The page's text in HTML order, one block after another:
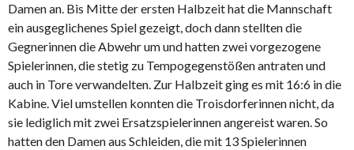
Damen an. Bis Mitte der ersten Halbzeit hat die Mannschaft
ein ausgeglichenes Spiel gezeigt, doch dann stellten die
Gegnerinnen die Abwehr um und hatten zwei vorgezogene
Spielerinnen, die stetig zu Tempogegenstößen antraten und
auch in Tore verwandelten. Zur Halbzeit ging es mit 16:6 in die
Kabine. Viel umstellen konnten die Troisdorferinnen nicht, da
sie lediglich mit zwei Ersatzspielerinnen angereist waren. So
hatten den Damen aus Schleiden, die mit 13 Spielerinnen